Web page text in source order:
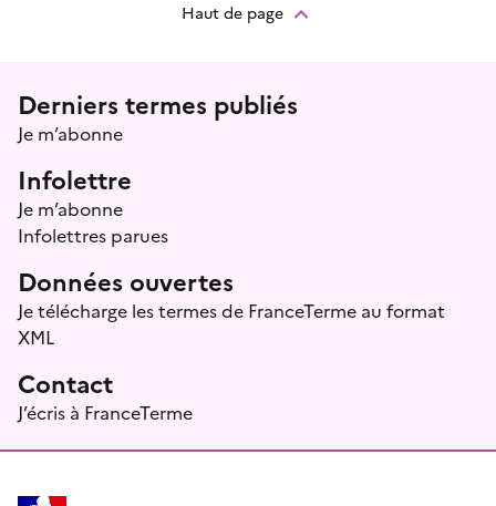
Haut de page
Menu prefooter
Derniers termes publiés
Je m’abonne
Infolettre
Je m’abonne
Infolettres parues
Données ouvertes
Je télécharge les termes de FranceTerme au format
XML
Contact
J’écris à FranceTerme